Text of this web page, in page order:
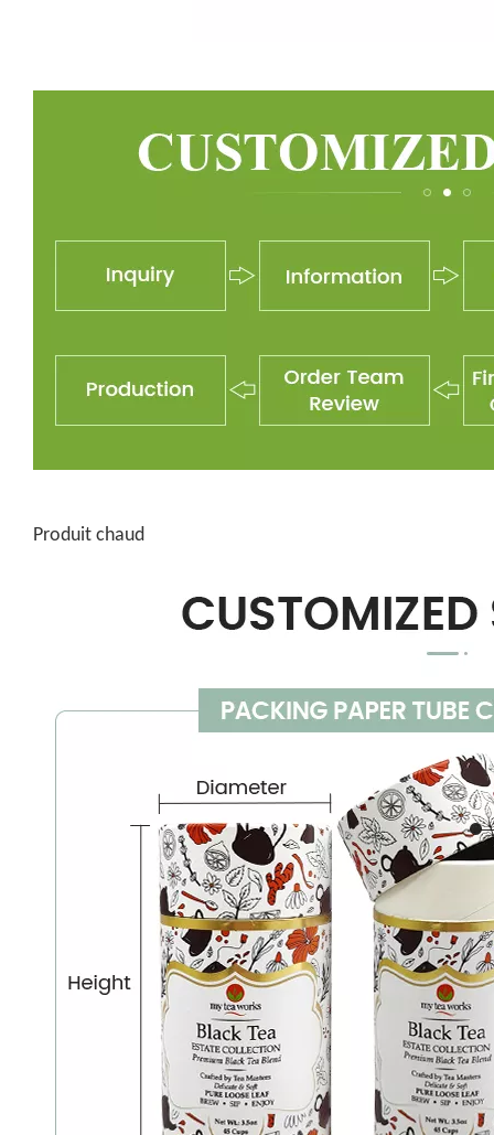
Produit chaud